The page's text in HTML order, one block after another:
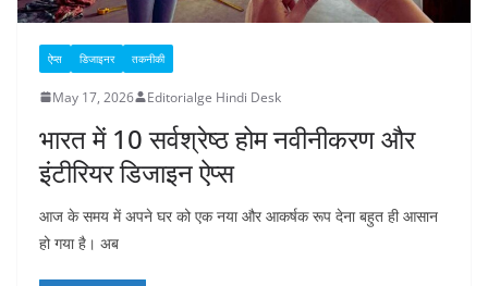
ऐप्स डिजाइनर तकनीकी
May 17, 2026 Editorialge Hindi Desk
भारत में 10 सर्वश्रेष्ठ होम नवीनीकरण और
इंटीरियर डिजाइन ऐप्स
आज के समय में अपने घर को एक नया और आकर्षक रूप देना बहुत ही आसान
हो गया है। अब